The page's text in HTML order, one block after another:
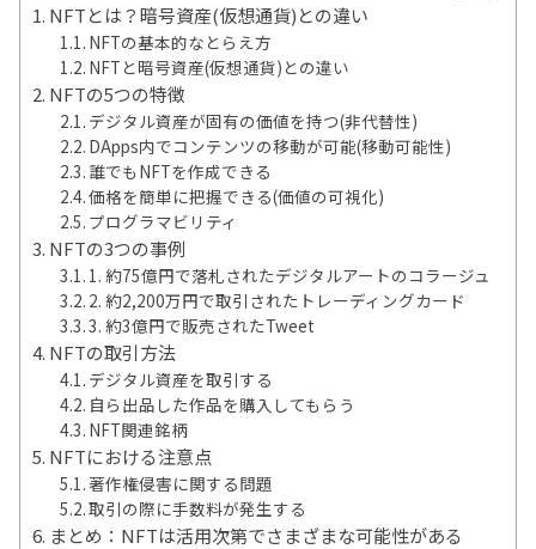
NFTとは？暗号資産(仮想通貨)との違い
NFTの基本的なとらえ方
NFTと暗号資産(仮想通貨)との違い
NFTの5つの特徴
デジタル資産が固有の価値を持つ(非代替性)
DApps内でコンテンツの移動が可能(移動可能性)
誰でもNFTを作成できる
価格を簡単に把握できる(価値の可視化)
プログラマビリティ
NFTの3つの事例
1. 約75億円で落札されたデジタルアートのコラージュ
2. 約2,200万円で取引されたトレーディングカード
3. 約3億円で販売されたTweet
NFTの取引方法
デジタル資産を取引する
自ら出品した作品を購入してもらう
NFT関連銘柄
NFTにおける注意点
著作権侵害に関する問題
取引の際に手数料が発生する
まとめ：NFTは活用次第でさまざまな可能性がある